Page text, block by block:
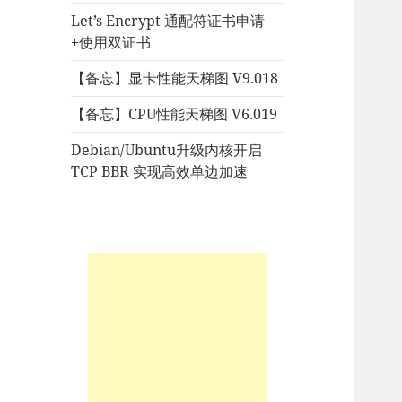
Let’s Encrypt 通配符证书申请
+使用双证书
【备忘】显卡性能天梯图 V9.018
【备忘】CPU性能天梯图 V6.019
Debian/Ubuntu升级内核开启
TCP BBR 实现高效单边加速